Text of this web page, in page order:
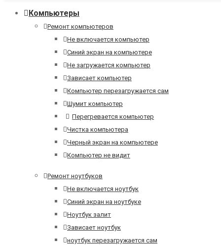
Компьютеры
Ремонт компьютеров
Не включается компьютер
Синий экран на компьютере
Не загружается компьютер
Зависает компьютер
Компьютер перезагружается сам
Шумит компьютер
Перегревается компьютер
Чистка компьютера
Черный экран на компьютере
Компьютер не видит
Ремонт ноутбуков
Не включается ноутбук
Синий экран на ноутбуке
Ноутбук залит
Зависает ноутбук
ноутбук перезагружается сам